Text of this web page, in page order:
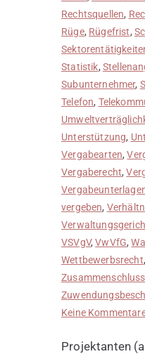
Rechtsquellen,
Rüge, Rügefrist,
Statistik,
Subunternehmer,
Telefon,
Unterstützung,
Vergabearten,
Vergaberecht,
vergeben,
VSVgV,VwVfG,
Wettbewerbsrecht
Zusammenschluss
Keine
Projektanten